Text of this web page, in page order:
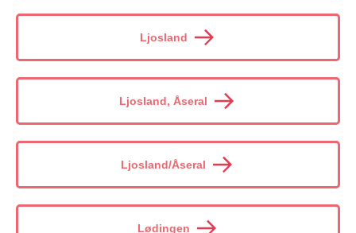
Ljosland
Ljosland, Åseral
Ljosland/Åseral
Lødingen